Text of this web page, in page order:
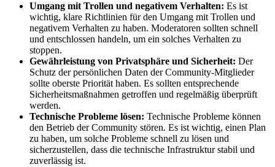
Umgang mit Trollen und negativem Verhalten: Es ist
wichtig, klare Richtlinien für den Umgang mit Trollen und
negativem Verhalten zu haben. Moderatoren sollten schnell
und entschlossen handeln, um ein solches Verhalten zu
stoppen.
Gewährleistung von Privatsphäre und Sicherheit: Der
Schutz der persönlichen Daten der Community-Mitglieder
sollte oberste Priorität haben. Es sollten entsprechende
Sicherheitsmaßnahmen getroffen und regelmäßig überprüft
werden.
Technische Probleme lösen: Technische Probleme können
den Betrieb der Community stören. Es ist wichtig, einen Plan
zu haben, um solche Probleme schnell zu lösen und
sicherzustellen, dass die technische Infrastruktur stabil und
zuverlässig ist.